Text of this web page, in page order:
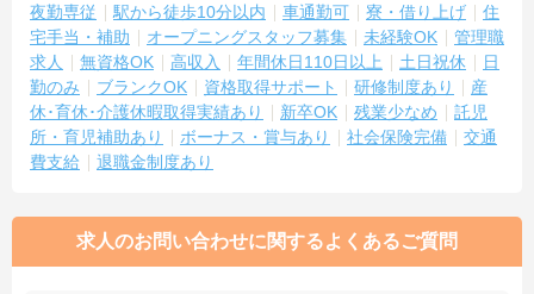
夜勤専従 駅から徒歩10分以内 車通勤可 寮・借り上げ
住
宅手当・補助
オープニングスタッフ募集 未経験OK
管理職
求人
無資格OK 高収入 年間休日110日以上 土日祝休
日
勤のみ
ブランクOK 資格取得サポート 研修制度あり
産
休･育休･介護休暇取得実績あり
新卒OK 残業少なめ
託児
所・育児補助あり
ボーナス・賞与あり 社会保険完備
交通
費支給
退職金制度あり
求人のお問い合わせに関するよくあるご質問